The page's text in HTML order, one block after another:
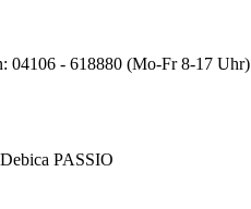
04106 - 618880 (Mo-Fr 8-17 Uhr)
PASSIO